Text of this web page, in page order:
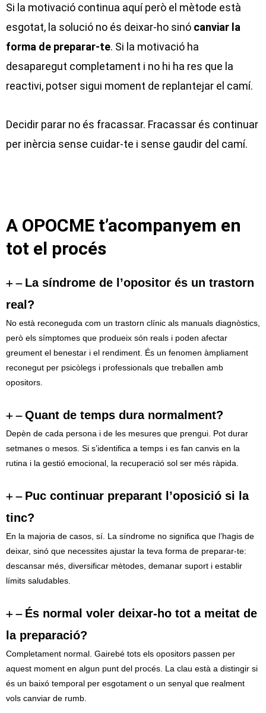
Si la motivació continua aquí però el mètode està
esgotat, la solució no és deixar-ho sinó canviar la
forma de preparar-te. Si la motivació ha
desaparegut completament i no hi ha res que la
reactivi, potser sigui moment de replantejar el camí.
Decidir parar no és fracassar. Fracassar és continuar
per inèrcia sense cuidar-te i sense gaudir del camí.
A OPOCME t’acompanyem en
tot el procés
La síndrome de l’opositor és un trastorn
real?
No està reconeguda com un trastorn clínic als manuals diagnòstics,
però els símptomes que produeix són reals i poden afectar
greument el benestar i el rendiment. És un fenomen àmpliament
reconegut per psicòlegs i professionals que treballen amb
opositors.
Quant de temps dura normalment?
Depèn de cada persona i de les mesures que prengui. Pot durar
setmanes o mesos. Si s’identifica a temps i es fan canvis en la
rutina i la gestió emocional, la recuperació sol ser més ràpida.
Puc continuar preparant l’oposició si la
tinc?
En la majoria de casos, sí. La síndrome no significa que l’hagis de
deixar, sinó que necessites ajustar la teva forma de preparar-te:
descansar més, diversificar mètodes, demanar suport i establir
límits saludables.
És normal voler deixar-ho tot a meitat de
la preparació?
Completament normal. Gairebé tots els opositors passen per
aquest moment en algun punt del procés. La clau està a distingir si
és un baixó temporal per esgotament o un senyal que realment
vols canviar de rumb.